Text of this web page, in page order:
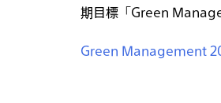
期目標「Green
Green Management